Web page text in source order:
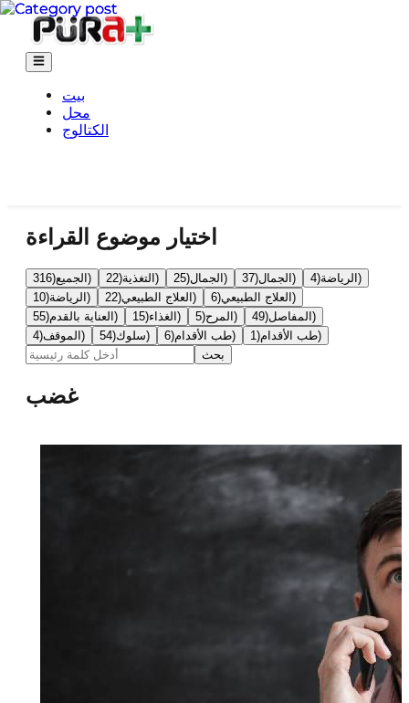
بيت
محل
الكتالوج
اختيار موضوع القراءة
الجميع(
316 ) التغذية(
22 ) الجمال(
25 ) الجمال(
37 ) الرياضة(
4
)
الرياضة(
10 ) العلاج الطبيعي(
22 ) العلاج الطبيعي(
6
)
العناية بالقدم(
55 ) الغذاء(
15 ) المرح(
5 ) المفاصل(
49
)
الموقف(
4 ) سلوك(
54 ) طب الأقدام(
6 ) طب الأقدام(
1
)
بحث
غضب